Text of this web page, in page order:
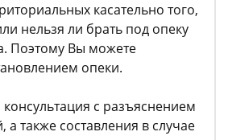
касательно того,
нельзя ли брать под опеку
Поэтому Вы можете
опеки.
с разъяснением
а также составления в случае